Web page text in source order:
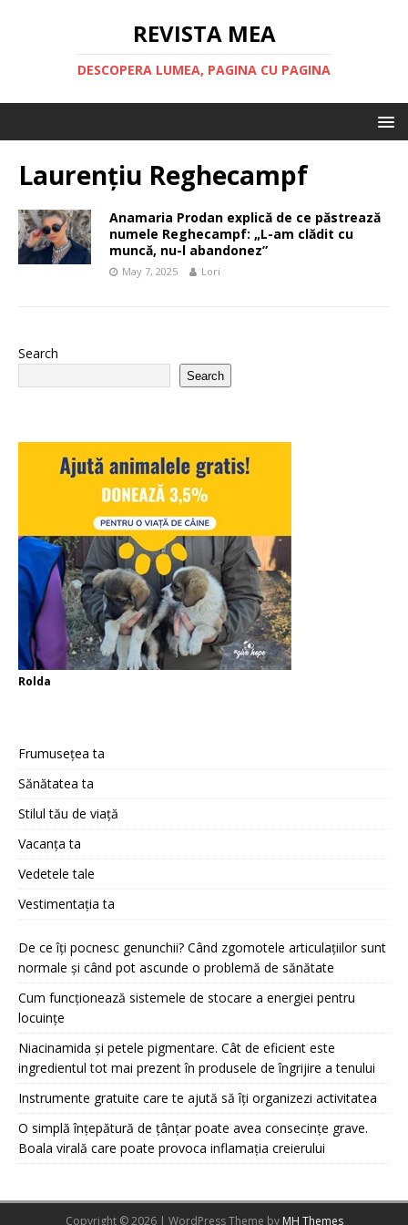
REVISTA MEA
DESCOPERA LUMEA, PAGINA CU PAGINA
Laurențiu Reghecampf
Anamaria Prodan explică de ce păstrează
numele Reghecampf: „L-am clădit cu
muncă, nu-l abandonez”
May 7, 2025 Lori
Search
Search
Rolda
Frumusețea ta
Sănătatea ta
Stilul tău de viață
Vacanța ta
Vedetele tale
Vestimentația ta
De ce îți pocnesc genunchii? Când zgomotele articulațiilor sunt
normale și când pot ascunde o problemă de sănătate
Cum funcționează sistemele de stocare a energiei pentru
locuințe
Niacinamida și petele pigmentare. Cât de eficient este
ingredientul tot mai prezent în produsele de îngrijire a tenului
Instrumente gratuite care te ajută să îți organizezi activitatea
O simplă înțepătură de țânțar poate avea consecințe grave.
Boala virală care poate provoca inflamația creierului
Copyright © 2026 | WordPress Theme by MH Themes